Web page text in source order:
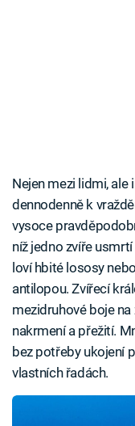
Nejen mezi lidmi, ale
dennodenně k
vysoce
níž jedno zvíře
loví hbité lososy
antilopou. Zvířecí
mezidruhové boje
nakrmení a přežití.
bez potřeby ukojení
vlastních řadách.